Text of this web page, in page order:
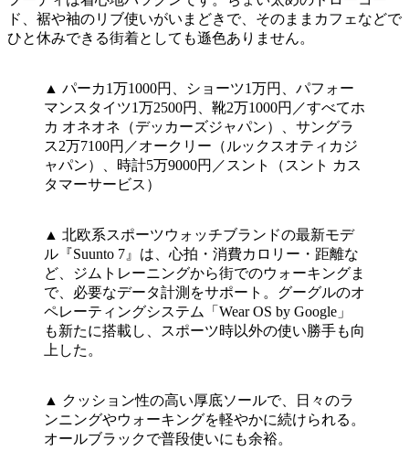
ド、裾や袖のリブ使いがいまどきで、そのままカフェなどで
ひと休みできる街着としても遜色ありません。
▲ パーカ1万1000円、ショーツ1万円、パフォー
マンスタイツ1万2500円、靴2万1000円／すべてホ
カ オネオネ（デッカーズジャパン）、サングラ
ス2万7100円／オークリー（ルックスオティカジ
ャパン）、時計5万9000円／スント（スント カス
タマーサービス）
▲ 北欧系スポーツウォッチブランドの最新モデ
ル『Suunto 7』は、心拍・消費カロリー・距離な
ど、ジムトレーニングから街でのウォーキングま
で、必要なデータ計測をサポート。グーグルのオ
ペレーティングシステム「Wear OS by Google」
も新たに搭載し、スポーツ時以外の使い勝手も向
上した。
▲ クッション性の高い厚底ソールで、日々のラ
ンニングやウォーキングを軽やかに続けられる。
オールブラックで普段使いにも余裕。